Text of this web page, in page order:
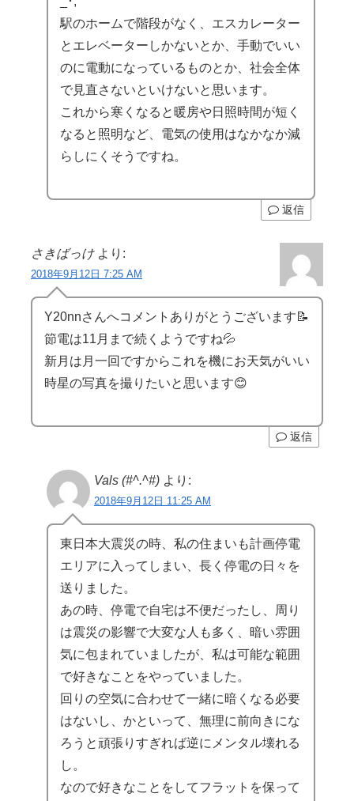
駅のホームで階段がなく、エスカレーター
とエレベーターしかないとか、手動でいい
のに電動になっているものとか、社会全体
で見直さないといけないと思います。
これから寒くなると暖房や日照時間が短く
なると照明など、電気の使用はなかなか減
らしにくそうですね。
返信
さきばっけ より:
2018年9月12日 7:25 AM
Y20nnさんへコメントありがとうございます📝
節電は11月まで続くようですね💦
新月は月一回ですからこれを機にお天気がいい
時星の写真を撮りたいと思います😊
返信
Vals (#^.^#) より:
2018年9月12日 11:25 AM
東日本大震災の時、私の住まいも計画停電
エリアに入ってしまい、長く停電の日々を
送りました。
あの時、停電で自宅は不便だったし、周り
は震災の影響で大変な人も多く、暗い雰囲
気に包まれていましたが、私は可能な範囲
で好きなことをやっていました。
回りの空気に合わせて一緒に暗くなる必要
はないし、かといって、無理に前向きにな
ろうと頑張りすぎれば逆にメンタル壊れる
し。
なので好きなことをしてフラットを保って